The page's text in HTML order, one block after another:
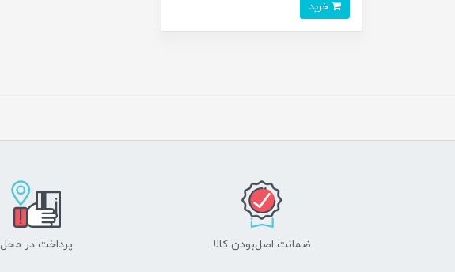
ضمانت اصل‌بودن کالا پرداخت در محل